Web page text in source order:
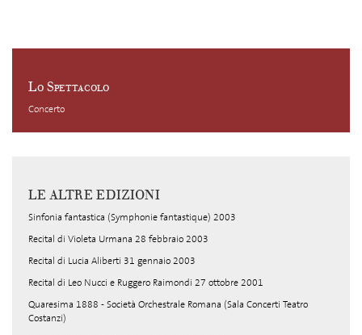
Lo Spettacolo
Concerto
LE ALTRE EDIZIONI
Sinfonia fantastica (Symphonie fantastique) 2003
Recital di Violeta Urmana 28 febbraio 2003
Recital di Lucia Aliberti 31 gennaio 2003
Recital di Leo Nucci e Ruggero Raimondi 27 ottobre 2001
Quaresima 1888 - Società Orchestrale Romana (Sala Concerti Teatro
Costanzi)